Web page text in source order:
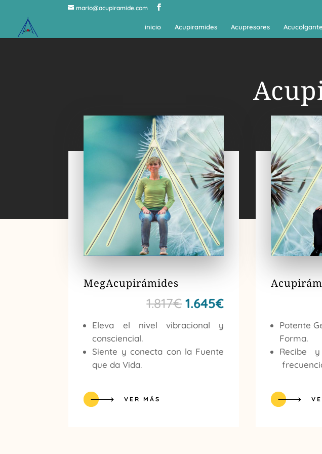
mario@acupiramide.com
inicio Acupiramides Acupresores
MegAcupirámides
1.817€ El
precio
era:
1.645€El
Eleva el nivel vibracional y
consciencial.
Siente y conecta con la Fuente
que da Vida.
VER MÁS
Potente
Forma.
Recibe